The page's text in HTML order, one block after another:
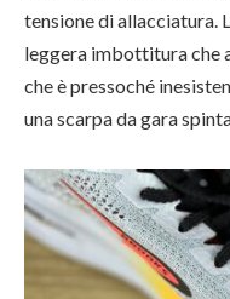
tensione di allacciatura.
leggera imbottitura che
che è pressoché
una scarpa da gara